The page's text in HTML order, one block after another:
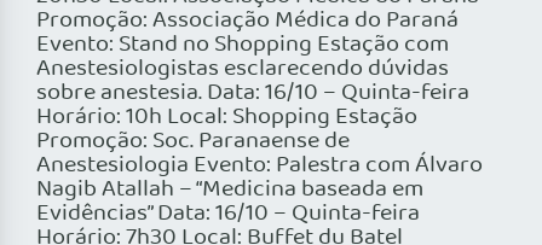
Promoção: Associação Médica do Paraná
Evento: Stand no Shopping Estação com
Anestesiologistas esclarecendo dúvidas
sobre anestesia. Data: 16/10 – Quinta-feira
Horário: 10h Local: Shopping Estação
Promoção: Soc. Paranaense de
Anestesiologia Evento: Palestra com Álvaro
Nagib Atallah – “Medicina baseada em
Evidências” Data: 16/10 – Quinta-feira